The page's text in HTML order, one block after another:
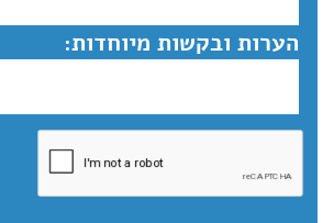
הערות ובקשות מיוחדות: